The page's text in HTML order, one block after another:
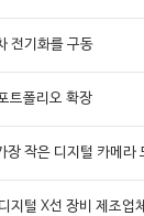
전기화를 구동
트폴리오 확장
장 작은 디지털 카메라
털 X선 장비 제조업